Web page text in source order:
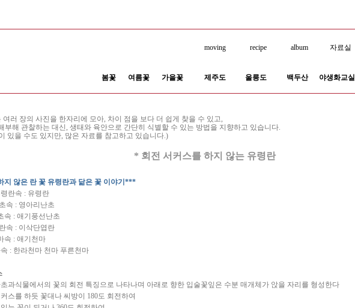
moving recipe album 자료실
봄꽃 여름꽃 가을꽃 제주도 울릉도 백두산 야생화교실
여러 장의 사진을 한자리에 모아, 차이 점을 보다 더 쉽게 찾을 수 있고,
부해 관찰하는 대신, 생태와 육안으로 간단히 식별할 수 있는 방법을 지향하고 있습니다.
있을 수도 있지만, 많은 자료를 참고하고 있습니다.)
* 회전 서커스를 하지 않는 유령란
지 않은 란 꽃 유령란과 닮은 꽃 이야기***
란속 : 유령란
영아리난초
기풍선난초
: 이삭단엽란
애기천마
마 천마 푸른천마
과식물에서의 꽃의 회전 특징으로 나타나며 아래로 향한 입술꽃잎은 수분 매개체가 앉을 자리를 형성한다
스를 하듯 꽃대나 씨방이 180도 회전하여